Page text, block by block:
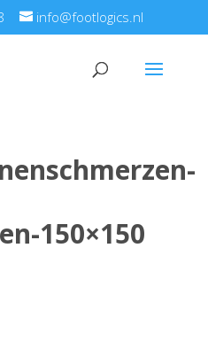
info@footlogics.nl
150×150